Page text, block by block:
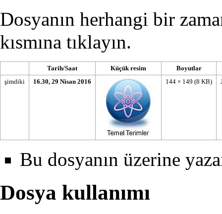
Dosyanın herhangi bir
kısmına tıklayın.
Tarih/Saat Küçük resim
Boyutlar
şimdiki
16.30, 29 Nisan 2016 144 × 149 (8 KB)
Bu dosyanın üzerine
Dosya kullanımı